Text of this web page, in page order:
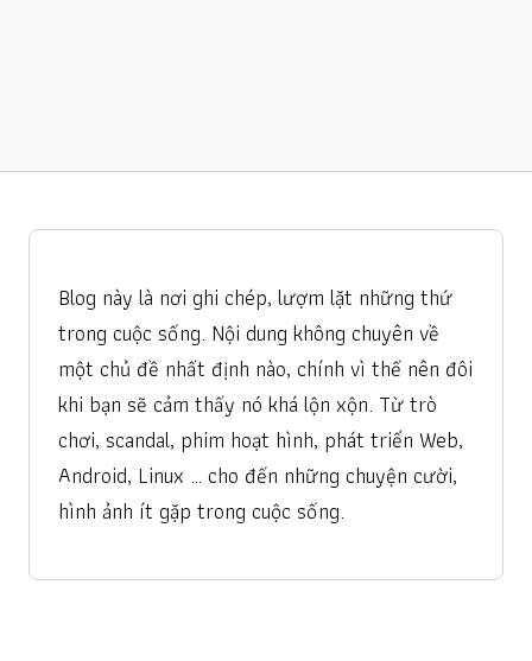
Blog này là nơi ghi chép, lượm lặt những thứ
trong cuộc sống. Nội dung không chuyên về
một chủ đề nhất định nào, chính vì thế nên đôi
khi bạn sẽ cảm thấy nó khá lộn xộn. Từ trò
chơi, scandal, phim hoạt hình, phát triển Web,
Android, Linux … cho đến những chuyện cười,
hình ảnh ít gặp trong cuộc sống.